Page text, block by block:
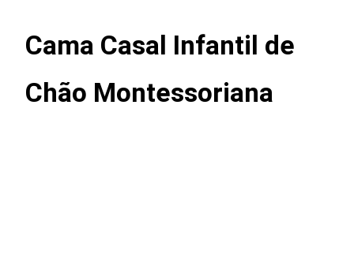
Cama Casal Infantil de
Chão Montessoriana